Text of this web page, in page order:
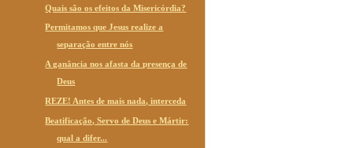
Quais são os efeitos da Misericórdia?
Permitamos que Jesus realize a
separação entre nós
A ganância nos afasta da presença de
Deus
REZE! Antes de mais nada, interceda
Beatificação, Servo de Deus e Mártir:
qual a difer...